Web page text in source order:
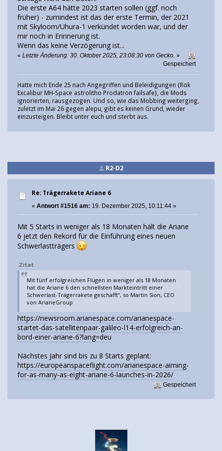
Die erste A64 hätte 2023 starten sollen (ggf. noch
früher) - zumindest ist das der erste Termin, der 2021
mit Skyloom/Uhura-1 verkündet worden war, und der
mir noch in Erinnerung ist.
Wenn das keine Verzögerung ist...
« Letzte Änderung: 30. Oktober 2025, 23:08:30 von Gecko. »
Gespeichert
Hatte mich Ende 25 nach Angegriffen und Beleidigungen {Rok
Excalibur MH-Space astrolitho Prodatron failsafe}, die Mods
ignorierten, rausgezogen. Und so, wie das Mobbing weiterging,
zuletzt im Mai 26 gegen alepu, gibt es keinen Grund, wieder
einzusteigen. Bleibt unter euch und sterbt aus.
R2-D2
Re: Trägerrakete Ariane 6
« Antwort #1516 am: 19. Dezember 2025, 10:11:44 »
Mit 5 Starts in weniger als 18 Monaten hält die Ariane
6 jetzt den Rekord für die Einführung eines neuen
Schwerlastträgers
Zitat
Mit fünf erfolgreichen Flügen in weniger als 18 Monaten
hat die Ariane 6 den schnellsten Markteintritt einer
Schwerlast-Trägerrakete geschafft“, so Martin Sion, CEO
von ArianeGroup
https://newsroom.arianespace.com/arianespace-
startet-das-satellitenpaar-galileo-l14-erfolgreich-an-
bord-einer-ariane-6?lang=deu
Nächstes Jahr sind bis zu 8 Starts geplant:
https://europeanspaceflight.com/arianespace-aiming-
for-as-many-as-eight-ariane-6-launches-in-2026/
Gespeichert